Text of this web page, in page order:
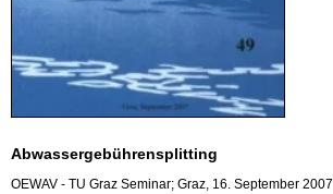
Ab­was­ser­ge­büh­ren­split­ting
OEWAV - TU Graz Se­mi­nar; Graz, 16. Sep­tem­ber 2007